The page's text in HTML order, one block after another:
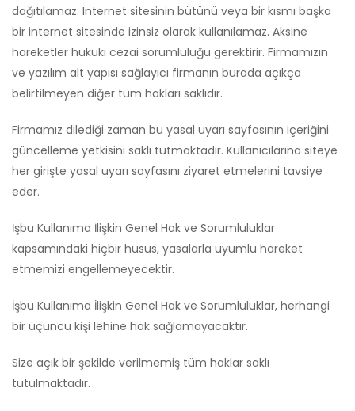
dağıtılamaz. Internet sitesinin bütünü veya bir kısmı başka
bir internet sitesinde izinsiz olarak kullanılamaz. Aksine
hareketler hukuki cezai sorumluluğu gerektirir. Firmamızın
ve yazılım alt yapısı sağlayıcı firmanın burada açıkça
belirtilmeyen diğer tüm hakları saklıdır.
Firmamız dilediği zaman bu yasal uyarı sayfasının içeriğini
güncelleme yetkisini saklı tutmaktadır. Kullanıcılarına siteye
her girişte yasal uyarı sayfasını ziyaret etmelerini tavsiye
eder.
İşbu Kullanıma İlişkin Genel Hak ve Sorumluluklar
kapsamındaki hiçbir husus, yasalarla uyumlu hareket
etmemizi engellemeyecektir.
İşbu Kullanıma İlişkin Genel Hak ve Sorumluluklar, herhangi
bir üçüncü kişi lehine hak sağlamayacaktır.
Size açık bir şekilde verilmemiş tüm haklar saklı
tutulmaktadır.